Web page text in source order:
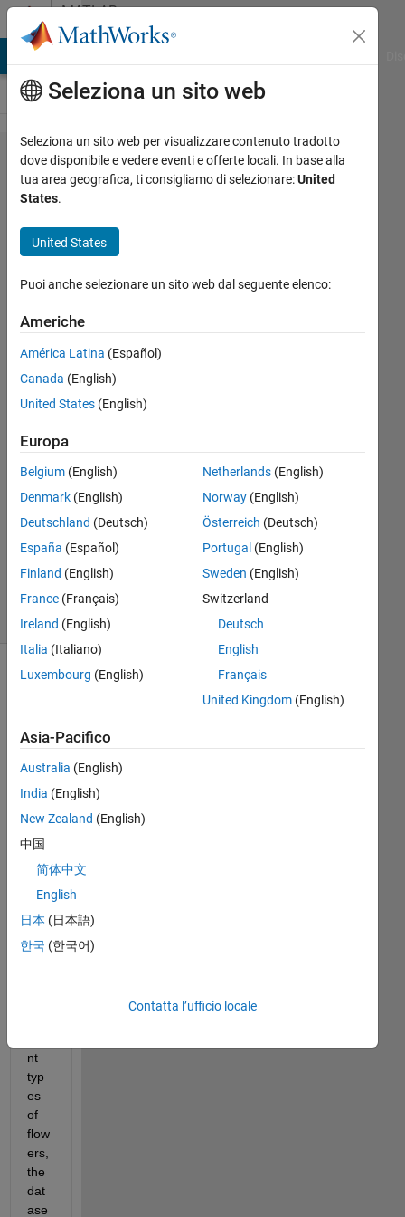
Vai al contenutoMATLAB
Answers
how to
classify
dataset
stored
in excel
sheet?
hp
9 Apr
2018
0
Risposte
Aggiornato
9 Apr 2018
6
Visualizzazioni
(30 giorni)
e a
dat
obt
ain
nt
typ
es
of
flow
ers,
the
dat
ase
Seleziona un sito web
Seleziona un sito web per visualizzare contenuto tradotto
dove disponibile e vedere eventi e offerte locali. In base alla
tua area geografica, ti consigliamo di selezionare:United
States.
United States
Puoi anche selezionare un sito web dal seguente elenco:
Americhe
América Latina (Español)
Canada (English)
United States (English)
Europa
Belgium (English)
Denmark (English)
Deutschland (Deutsch)
España (Español)
Finland (English)
France (Français)
Ireland (English)
Italia (Italiano)
Luxembourg (English)
Netherlands(English)
Norway(English)
Österreich (Deutsch)
Portugal (English)
Sweden (English)
Switzerland
Deutsch
English
Français
United Kingdom(English)
Asia-Pacifico
Australia (English)
India (English)
New Zealand (English)
中国
简体中文
English
日本 (日本語)
한국 (한국어)
Contatta l’ufficio locale